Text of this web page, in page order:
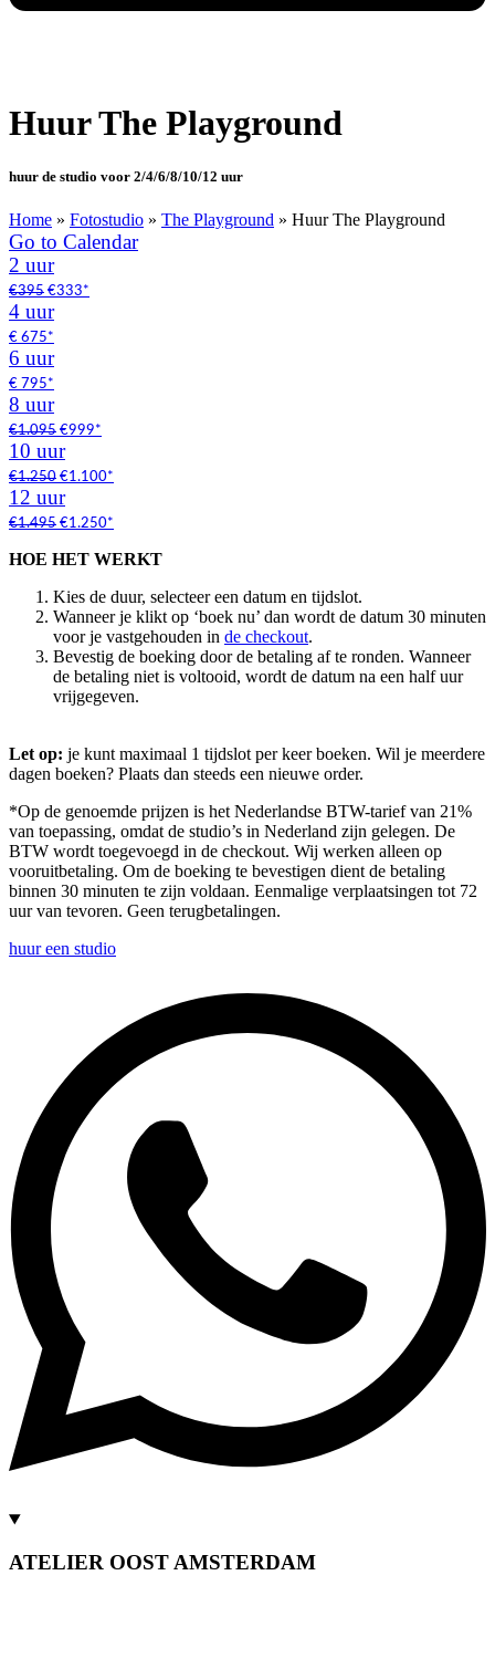
Huur The Playground
huur de studio voor 2/4/6/8/10/12 uur
Home » Fotostudio » The Playground » Huur The Playground
Go to Calendar
2 uur
€395 €333*
4 uur
€ 675*
6 uur
€ 795*
8 uur
€1.095 €999*
10 uur
€1.250 €1.100*
12 uur
€1.495 €1.250*
HOE HET WERKT
Kies de duur, selecteer een datum en tijdslot.
Wanneer je klikt op ‘boek nu’ dan wordt de datum 30 minuten
voor je vastgehouden in de checkout.
Bevestig de boeking door de betaling af te ronden. Wanneer
de betaling niet is voltooid, wordt de datum na een half uur
vrijgegeven.
Let op: je kunt maximaal 1 tijdslot per keer boeken. Wil je meerdere
dagen boeken? Plaats dan steeds een nieuwe order.
*Op de genoemde prijzen is het Nederlandse BTW-tarief van 21%
van toepassing, omdat de studio’s in Nederland zijn gelegen. De
BTW wordt toegevoegd in de checkout. Wij werken alleen op
vooruitbetaling. Om de boeking te bevestigen dient de betaling
binnen 30 minuten te zijn voldaan. Eenmalige verplaatsingen tot 72
uur van tevoren. Geen terugbetalingen.
huur een studio
ATELIER OOST AMSTERDAM